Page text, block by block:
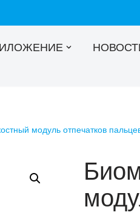
модуль отпечатков